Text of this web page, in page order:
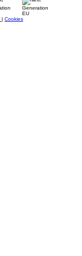
| Cookies